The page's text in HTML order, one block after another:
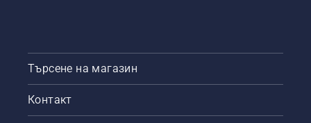
Търсене на магазин
Контакт